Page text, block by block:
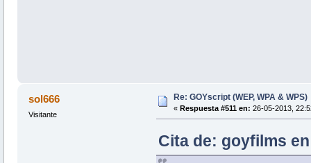
sol666
Visitante
Re: GOYscript (WEP, WPA & WPS)
« Respuesta #511 en: 26-05-2013,
Cita de: goyfilms